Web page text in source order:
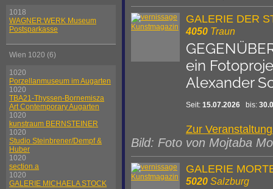
1018
WAGNER:WERK Museum
Postsparkasse
Wien 1020 (6)
1020
Porzellanmuseum im Augarten
1020
TBA21-Thyssen-Bornemisza
Art Contemporary Augarten
1020
kunstraum BERNSTEINER
1020
Studio Steinbrener/Dempf &
Huber
1020
section.a
1020
GALERIE MICHAELA STOCK
GALERIE DER
4050 Traun
ein
Alexander
Seit: 15.07.2026 bis:
Zur
Bild: Foto von Mojtaba
GALERIE
5020 Salzburg